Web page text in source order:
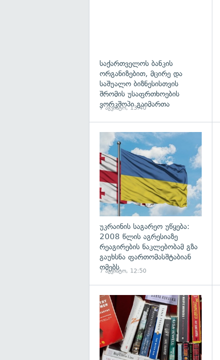
საქართველოს ბანკის
ორგანიზებით, მცირე და
საშუალო ბიზნესისთვის
შრომის უსაფრთხოების
ვორკშოპი გაიმართა
7 აგვისტო, 13:40
უკრაინის საგარეო უწყება:
2008 წლის აგრესიაზე
რეაგირების ნაკლებობამ გზა
გაუხსნა ფართომასშტაბიან
ომებს
7 აგვისტო, 12:50